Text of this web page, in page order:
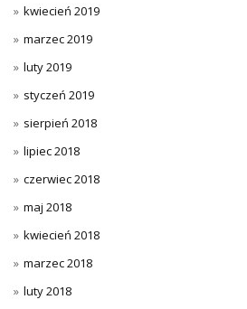
kwiecień 2019
marzec 2019
luty 2019
styczeń 2019
sierpień 2018
lipiec 2018
czerwiec 2018
maj 2018
kwiecień 2018
marzec 2018
luty 2018